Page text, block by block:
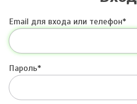
Email для входа или телефон
Пароль